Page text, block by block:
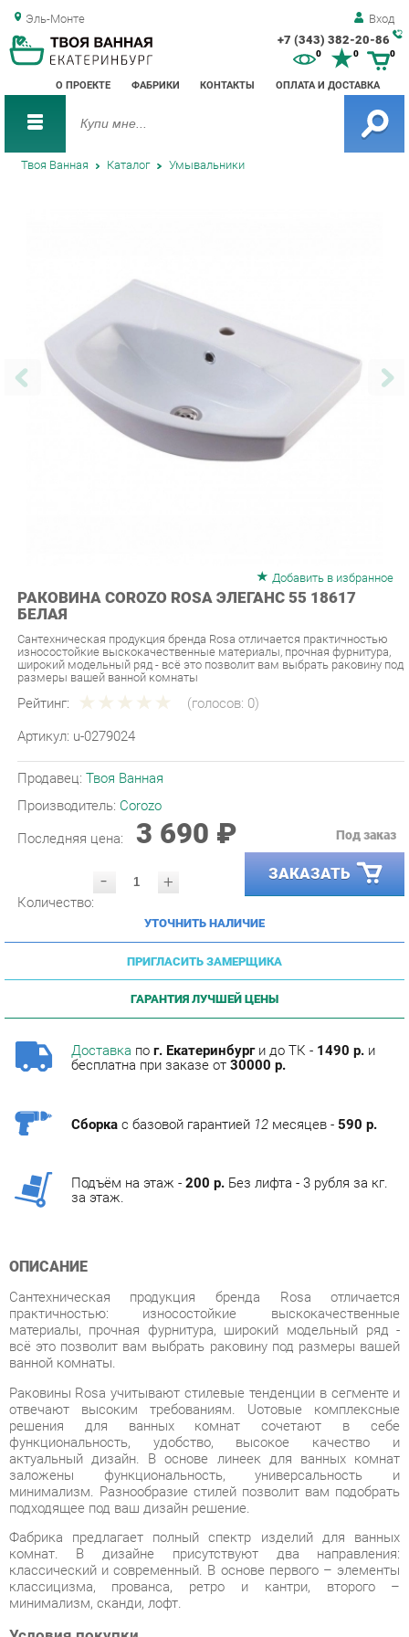
Эль-Монте Вход
+7 (343) 382-20-86
О ПРОЕКТЕ ФАБРИКИ КОНТАКТЫ ОПЛАТА И ДОСТАВКА
0 0
Твоя Ванная Каталог Умывальники
РАКОВИНА COROZO ROSA ЭЛЕГАНС 55 18617
БЕЛАЯ
Сантехническая продукция бренда Rosa отличается практичностью
широкий модельный ряд - всё это позволит вам выбрать раковину под
размеры вашей ванной комнаты
Рейтинг: (голосов:
Артикул: u-0279024
Продавец:
Производитель: Corozo
Последняя цена: 3 690 ₽
- + ЗАКАЗАТЬ
УТОЧНИТЬ НАЛИЧИЕ
ПРИГЛАСИТЬ ЗАМЕРЩИКА
ГАРАНТИЯ ЛУЧШЕЙ ЦЕНЫ
по г. Екатеринбурги до ТК -
бесплатна при заказе от30000 р.
Подъём на этаж - 200 р. Без лифта - 3 рубля за кг.
практичностью: износостойкие выскокачественные
материалы, прочная фурнитура, широкий модельный ряд -
всё это позволит вам выбрать раковину под размеры вашей
ванной комнаты.
Раковины Rosa учитывают стилевые тенденции в сегменте и
отвечают высоким требованиям. Uотовые комплексные
решения для ванных комнат сочетают в себе
функциональность, удобство, высокое качество и
актуальный дизайн. В основе линеек для ванных комнат
заложены функциональность, универсальность и
минимализм. Разнообразие стилей позволит вам подобрать
подходящее под ваш дизайн решение.
Фабрика предлагает полный спектр изделий для ванных
комнат. В дизайне присутствуют два направления:
классический и современный. В основе первого – элементы
минимализм, сканди, лофт.
Условия покупки
Благодаря качественным фото, исчерпывающей информации
покупателей маркетплэйса «Ванная-Екатеринбург» купить